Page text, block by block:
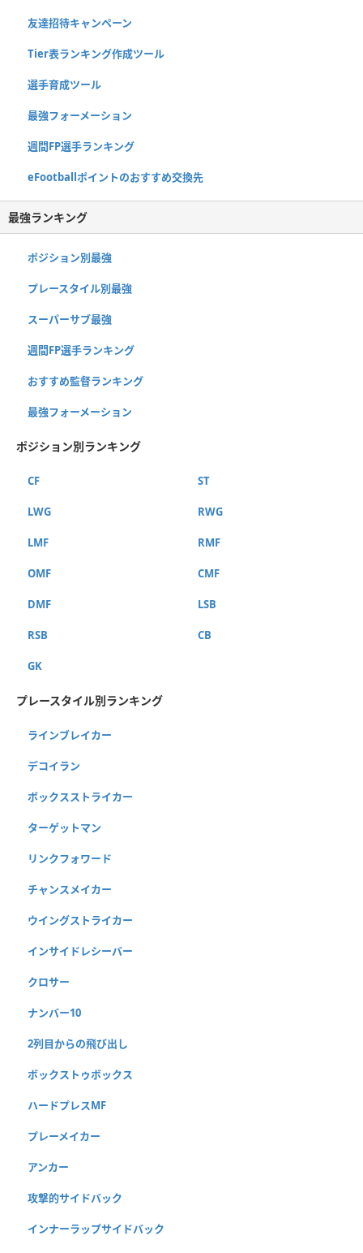
友達招待キャンペーン
Tier表ランキング作成ツール
選手育成ツール
最強フォーメーション
週間FP選手ランキング
eFootballポイントのおすすめ交換先
最強ランキング
ポジション別最強
プレースタイル別最強
スーパーサブ最強
週間FP選手ランキング
おすすめ監督ランキング
最強フォーメーション
ポジション別ランキング
CF ST
LWG RWG
LMF RMF
OMF CMF
DMF LSB
RSB CB
GK
プレースタイル別ランキング
ラインブレイカー
デコイラン
ボックスストライカー
ターゲットマン
リンクフォワード
チャンスメイカー
ウイングストライカー
インサイドレシーバー
クロサー
ナンバー10
2列目からの飛び出し
ボックストゥボックス
ハードプレスMF
プレーメイカー
アンカー
攻撃的サイドバック
インナーラップサイドバック